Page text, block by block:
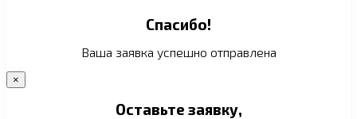
Спасибо!
Ваша заявка успешно отправлена
×
Оставьте заявку,